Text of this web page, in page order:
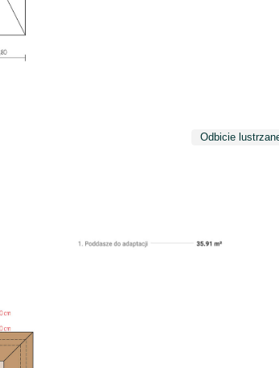
Odbicie